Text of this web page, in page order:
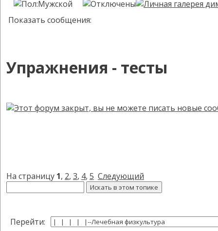
Показать сообщения:
Упражнения - тесты
На страницу 1, 2, 3, 4, 5 Следующий
Перейти: